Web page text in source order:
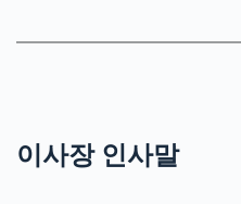
이사장 인사말